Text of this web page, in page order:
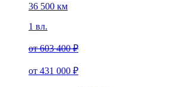
36 500 км
1 вл.
от603 400 ₽
от 431 000 ₽